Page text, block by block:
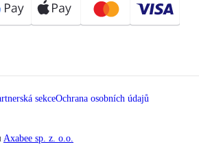
sekceOchrana osobních údajů
Axabee sp. z. o.o.